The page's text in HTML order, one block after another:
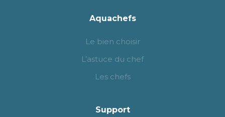
Aquachefs
Le bien choisir
L’astuce du chef
Les chefs
Support